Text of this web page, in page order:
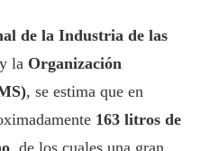
de la Industria de las
y la Organización
, se estima que en
163 litros de